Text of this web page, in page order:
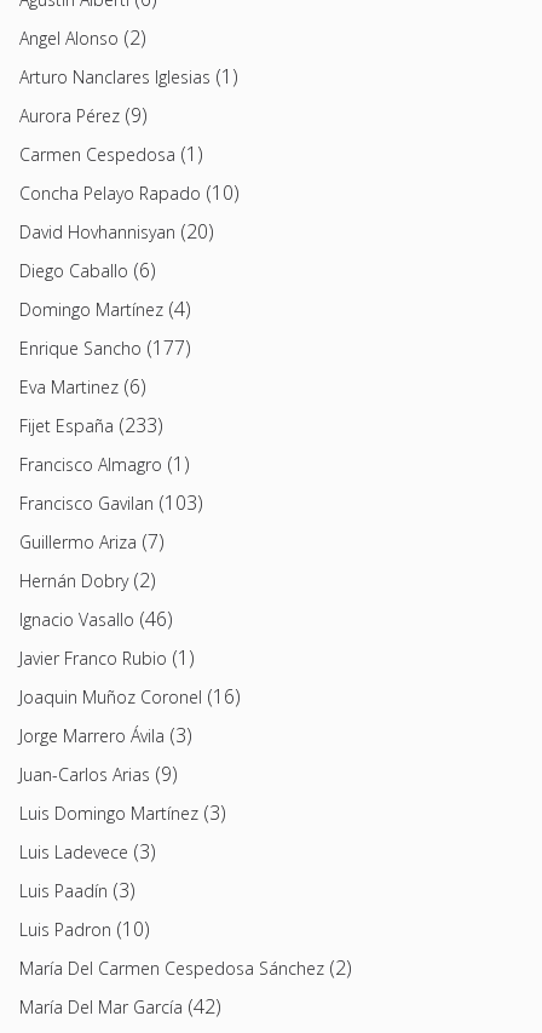
Angel Alonso (2)
Arturo Nanclares Iglesias (1)
Aurora Pérez (9)
Carmen Cespedosa (1)
Concha Pelayo Rapado (10)
David Hovhannisyan (20)
Diego Caballo (6)
Domingo Martínez (4)
Enrique Sancho (177)
Eva Martinez (6)
Fijet España (233)
Francisco Almagro (1)
Francisco Gavilan (103)
Guillermo Ariza (7)
Hernán Dobry(2)
Ignacio Vasallo (46)
Javier Franco Rubio (1)
Joaquin Muñoz Coronel (16)
Jorge Marrero Ávila (3)
Juan-Carlos Arias (9)
Luis Domingo Martínez (3)
Luis Ladevece (3)
Luis Paadín (3)
Luis Padron (10)
María Del Carmen Cespedosa Sánchez (2)
María Del Mar García (42)